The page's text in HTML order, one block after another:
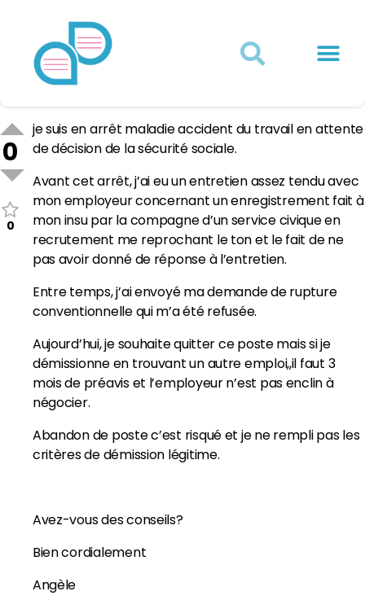
0
0
je suis en arrêt maladie accident du travail en attente
de décision de la sécurité sociale.
Avant cet arrêt, j’ai eu un entretien assez tendu avec
mon employeur concernant un enregistrement fait à
mon insu par la compagne d’un service civique en
recrutement me reprochant le ton et le fait de ne
pas avoir donné de réponse à l’entretien.
Entre temps, j’ai envoyé ma demande de rupture
conventionnelle qui m’a été refusée.
Aujourd’hui, je souhaite quitter ce poste mais si je
démissionne en trouvant un autre emploi,,il faut 3
mois de préavis et l’employeur n’est pas enclin à
négocier.
Abandon de poste c’est risqué et je ne rempli pas les
critères de démission légitime.
Avez-vous des conseils?
Bien cordialement
Angèle